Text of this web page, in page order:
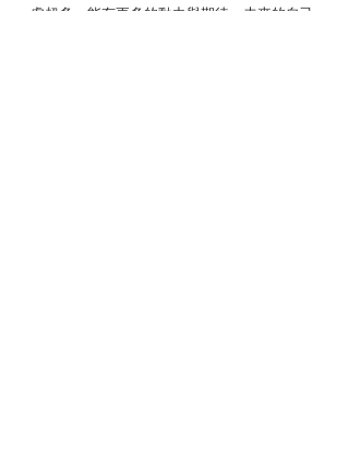
處超多，能有更多的動力與期待，未來的自己